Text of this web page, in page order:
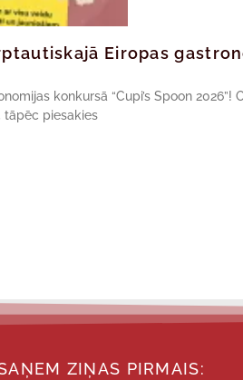
Eiropas
konkursā “Cupi’s Spoon 2026”!
tāpēc piesakies
ZIŅAS PIRMAIS: